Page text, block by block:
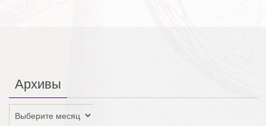
Архивы
Архивы